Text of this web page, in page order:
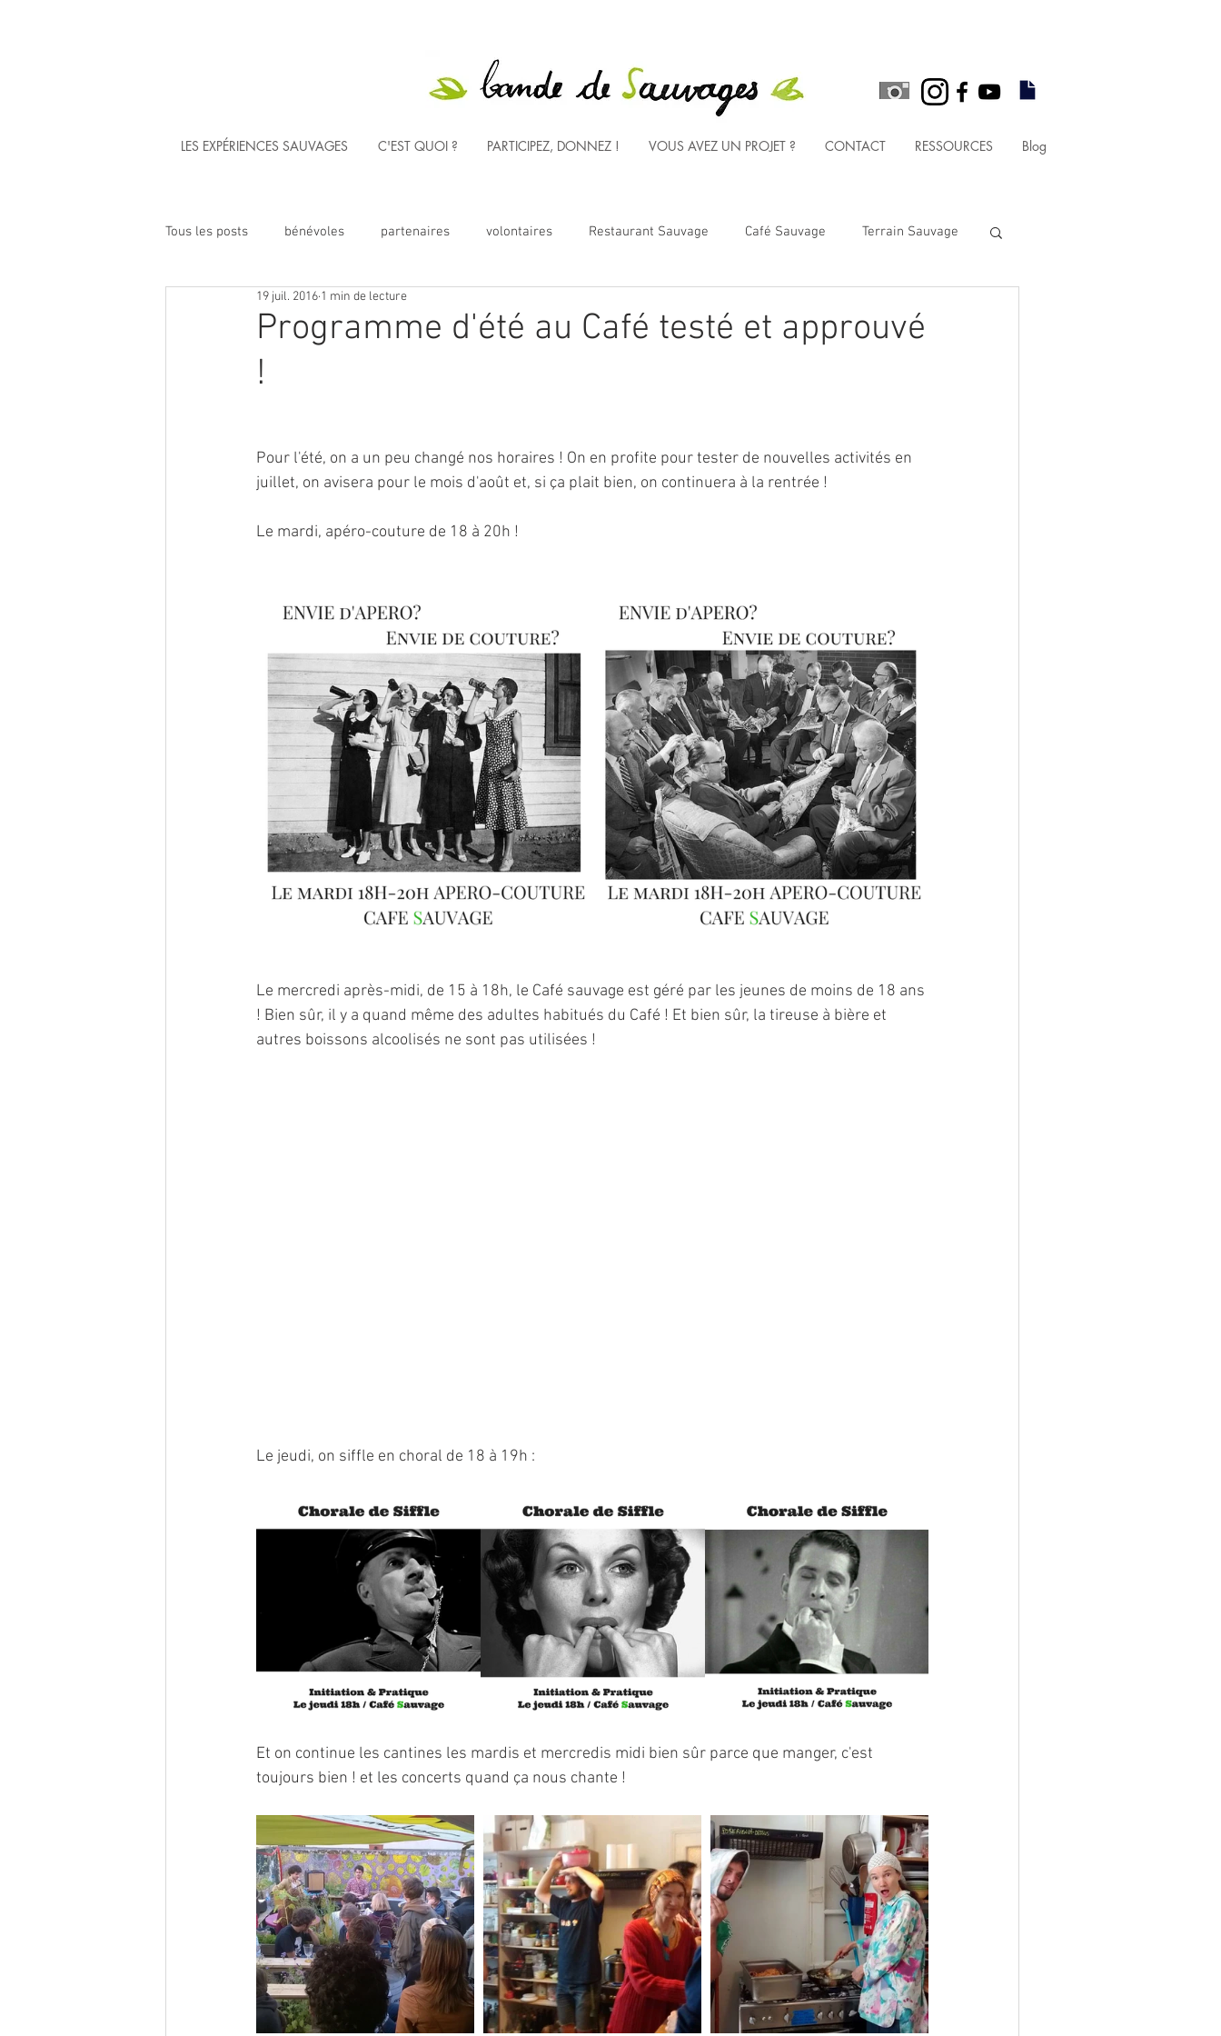
LES EXPÉRIENCES SAUVAGES C'EST QUOI ? PARTICIPEZ, DONNEZ ! VOUS AVEZ UN PROJET ? CONTACT RESSOURCES Blog
Tous les posts bénévoles partenaires volontaires Restaurant Sauvage Café Sauvage Terrain Sauvage
témoignage événement
Radio Sauvage
Programme d'été au Café testé et approuvé
!
19 juil. 2016 1 min de lecture
Pour l'été, on a un peu changé nos horaires ! On en profite pour tester de nouvelles activités en
juillet, on avisera pour le mois d'août et, si ça plait bien, on continuera à la rentrée !
Le mardi, apéro-couture de 18 à 20h !
Le mercredi après-midi, de 15 à 18h, le Café sauvage est géré par les jeunes de moins de 18 ans
! Bien sûr, il y a quand même des adultes habitués du Café ! Et bien sûr, la tireuse à bière et
autres boissons alcoolisés ne sont pas utilisées !
Le jeudi, on siffle en choral de 18 à 19h :
Et on continue les cantines les mardis et mercredis midi bien sûr parce que manger, c'est
toujours bien ! et les concerts quand ça nous chante !